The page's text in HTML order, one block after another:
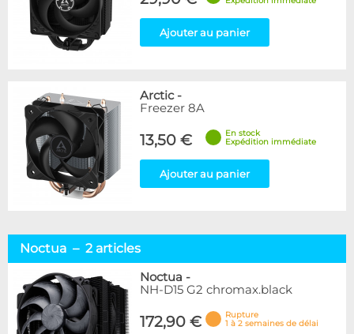
Ajouter au panier
Arctic-
Freezer 8A
13,50 €
En stock
Expédition immédiate
Ajouter au panier
Noctua – 2 articles
Noctua -
NH-D15 G2 chromax.black
172,90 €
Rupture
1 à 2 semaines de délai